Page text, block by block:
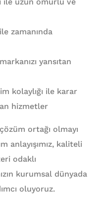
ile uzun ömürlü ve
zamanında
yansıtan
kolaylığı ile karar
hizmetler
ortağı olmayı
anlayışımız, kaliteli
odaklı
kurumsal dünyada
oluyoruz.